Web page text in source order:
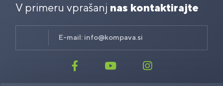
V primeru vprašanj nas kontaktirajte
E-mail: info@kompava.si